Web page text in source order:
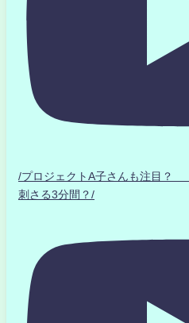
/プロジェクトA子さんも注目？
刺さる3分間？/